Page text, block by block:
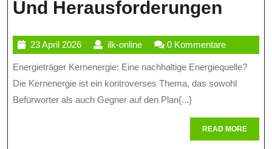
Und Herausforderungen
Von
23 April 202623
April
2026
ilk-onlineilk-
online
0 Kommentare
Energieträger Kernenergie: Eine nachhaltige Energiequelle?
Die Kernenergie ist ein kontroverses Thema, das sowohl
Befürworter als auch Gegner auf den Plan{...}
READ MOREREAD
MORE